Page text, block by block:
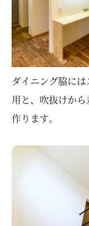
ダイニング脇に
用と、吹抜けか
作ります。